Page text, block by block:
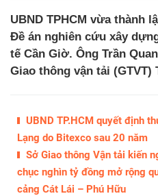
UBND TPHCM vừa thành
Đề án nghiên cứu xây
tế Cần Giờ. Ông Trần
Giao thông vận tải
UBND TP.HCM quyết định
Lạng do Bitexco sau 20 năm
Sở Giao thông Vận tải kiến
chục nghìn tỷ đồng mở rộng
cảng Cát Lái – Phú Hữu